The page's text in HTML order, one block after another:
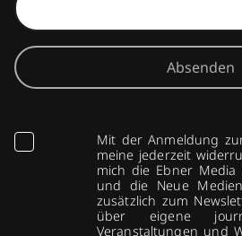
Absenden
Mit der Anmeldung
meine jederzeit
mich die Ebner Media
und die Neue
zusätzlich zum
über eigene
Veranstaltungen und